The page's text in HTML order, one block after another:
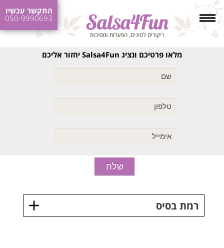
התקשר עכשיו
050-9990693
מלאו פרטיכם ונציג Salsa4Fun יחזור אליכם
רמת בסיס